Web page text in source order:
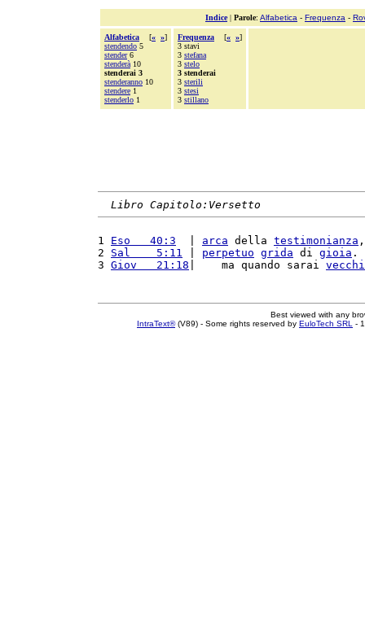
Indice| Parole: Alfabetica - Frequenza -
Alfabetica [« »]
stendendo 5
stender6
stenderà 10
stenderai 3
stenderanno 10
stendere 1
stenderlo 1
Frequenza [« »]
3 stavi
3 stefana
3 stelo
3 stenderai
3 sterili
3 stesi
3 stillano
Libro Capitolo:Versetto
1 Eso   40:3 arca della testimonianza
2 Sal    5:11 perpetuo grida di gioia .
3 Giov   21:18 |    ma quando sarai
Best viewed with any
IntraText®(V89) - Some rights reserved by EuloTech SRL -